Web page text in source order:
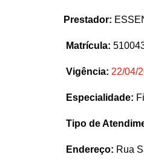
Prestador:
Matrícula:
Vigência: 22/04/
Especialidade:
Tipo de
Endereço: Rua